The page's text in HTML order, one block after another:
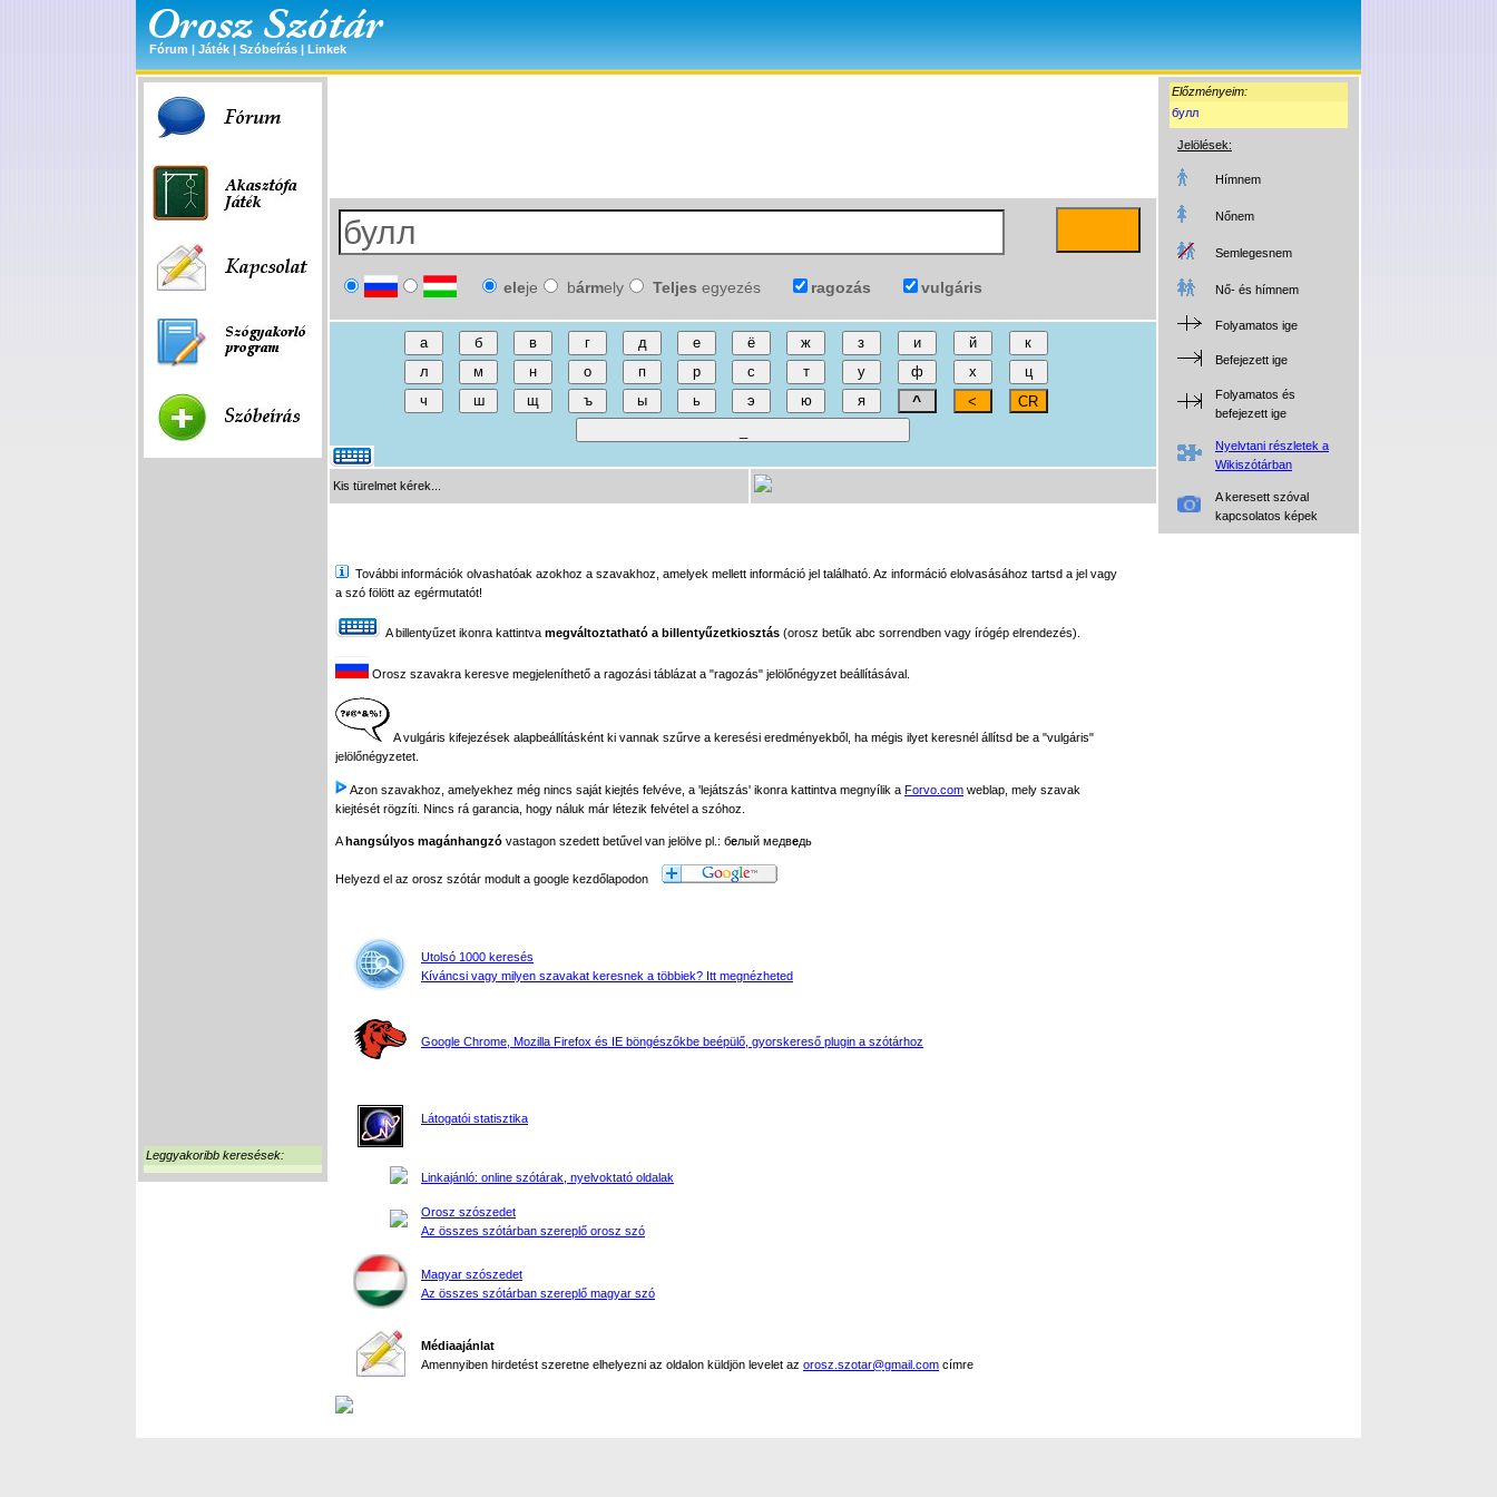
Fórum | Játék | Szóbeírás | Linkek
Előzményeim:
булл
Jelölések:
Hímnem
Nőnem
Semlegesnem
Nő- és hímnem
Folyamatos ige
Befejezett ige
Folyamatos és
befejezett ige
Nyelvtani részletek a
Wikiszótárban
A keresett szóval
kapcsolatos képek
Leggyakoribb keresések:
eleje bármely Teljes egyezés ragozás vulgáris
Kis türelmet kérek...
További információk olvashatóak azokhoz a szavakhoz, amelyek mellett információ jel található. Az információ elolvasásához tartsd a jel vagy
a szó fölött az egérmutatót!
A billentyűzet ikonra kattintva megváltoztatható a billentyűzetkiosztás (orosz betűk abc sorrendben vagy írógép elrendezés).
Orosz szavakra keresve megjeleníthető a ragozási táblázat a "ragozás" jelölőnégyzet beállításával.
A vulgáris kifejezések alapbeállításként ki vannak szűrve a keresési eredményekből, ha mégis ilyet keresnél állítsd be a "vulgáris"
jelölőnégyzetet.
Azon szavakhoz, amelyekhez még nincs saját kiejtés felvéve, a 'lejátszás' ikonra kattintva megnyílik a Forvo.com weblap, mely szavak
kiejtését rögzíti. Nincs rá garancia, hogy náluk már létezik felvétel a szóhoz.
Ahangsúlyos magánhangzó vastagon szedett betűvel van jelölve pl.: белый медведь
Helyezd el az orosz szótár modult a google kezdőlapodon
Utolsó 1000 keresés
Kíváncsi vagy milyen szavakat keresnek a többiek? Itt megnézheted
Google Chrome, Mozilla Firefox és IE böngészőkbe beépülő, gyorskereső plugin a szótárhoz
Látogatói statisztika
Linkajánló: online szótárak, nyelvoktató oldalak
Orosz szószedet
Az összes szótárban szereplő orosz szó
Magyar szószedet
Az összes szótárban szereplő magyar szó
Médiaajánlat
Amennyiben hirdetést szeretne elhelyezni az oldalon küldjön levelet az orosz.szotar@gmail.com címre